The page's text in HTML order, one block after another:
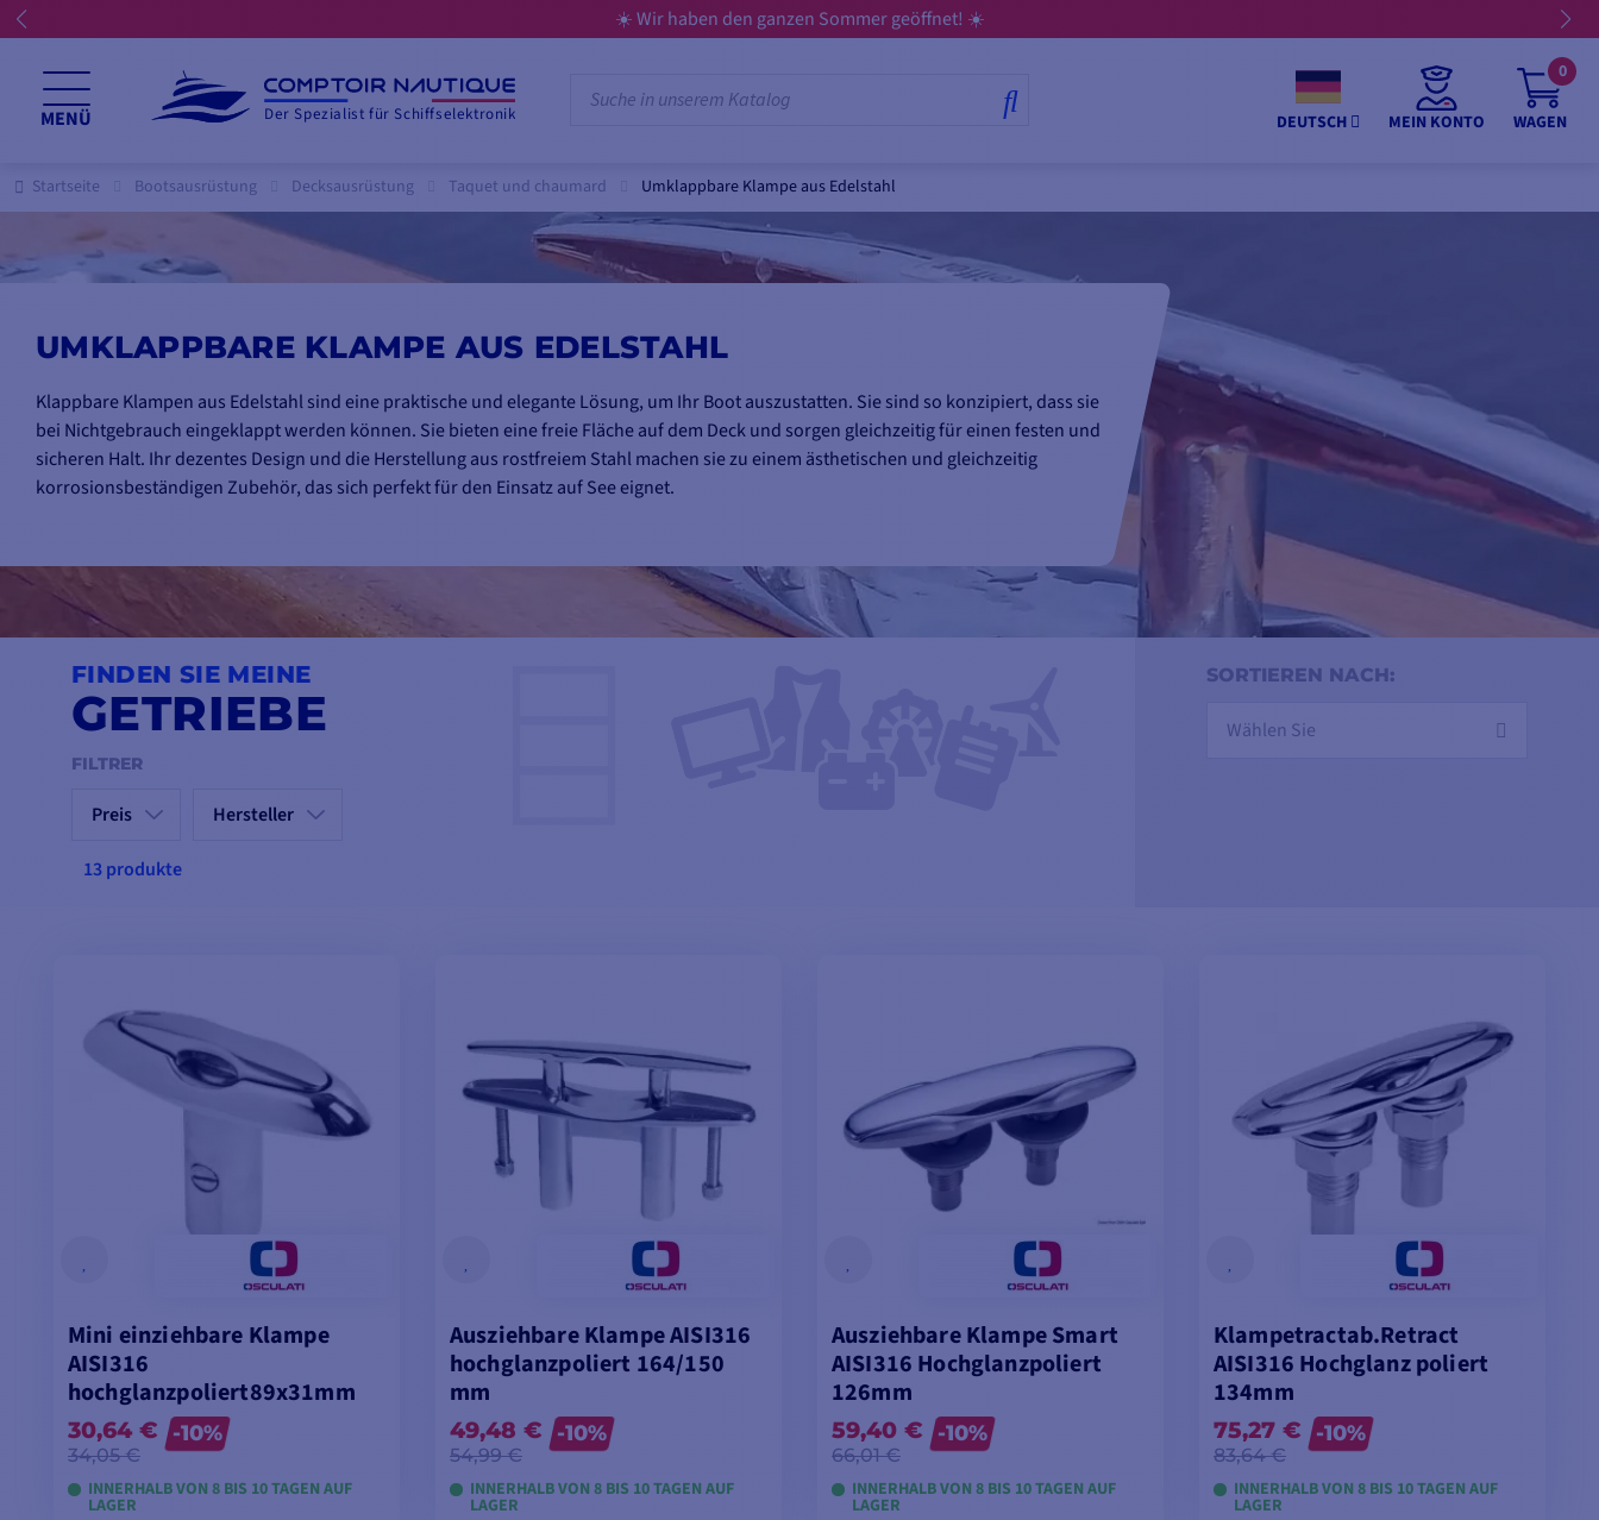
☀️ Wir haben den ganzen Sommer geöffnet! ☀️
MENÜ Der Spezialist für Schiffselektronik DEUTSCH MEIN KONTO WAGEN
0
Startseite Bootsausrüstung Decksausrüstung Taquet und chaumard Umklappbare Klampe aus Edelstahl
UMKLAPPBARE KLAMPE AUS EDELSTAHL
Klappbare Klampen aus Edelstahl sind eine praktische und elegante Lösung, um Ihr Boot auszustatten. Sie sind so konzipiert, dass sie
bei Nichtgebrauch eingeklappt werden können. Sie bieten eine freie Fläche auf dem Deck und sorgen gleichzeitig für einen festen und
sicheren Halt. Ihr dezentes Design und die Herstellung aus rostfreiem Stahl machen sie zu einem ästhetischen und gleichzeitig
korrosionsbeständigen Zubehör, das sich perfekt für den Einsatz auf See eignet.
hin zu Yachten. Sie sind einfach zu installieren und ideal für alle, die eine moderne Lösung suchen, die Funktionalität und Stil
miteinander verbindet. Ob als Ersatz oder für eine Neuinstallation, diese klappbaren Klampen vereinen Haltbarkeit, Zweckmäßigkeit
und gutes Design.
FINDEN SIE MEINE
GETRIEBE
FILTRER
Preis Hersteller
13 produkte
SORTIEREN NACH:
Wählen Sie
Mini einziehbare Klampe
AISI316
hochglanzpoliert89x31mm
30,64 €
34,05 €
-10%
INNERHALB VON 8 BIS 10 TAGEN AUF
LAGER
Ausziehbare Klampe AISI316
hochglanzpoliert 164/150
mm
49,48 €
54,99 €
-10%
INNERHALB VON 8 BIS 10 TAGEN AUF
LAGER
Ausziehbare Klampe Smart
AISI316 Hochglanzpoliert
126mm
59,40 €
66,01 €
-10%
INNERHALB VON 8 BIS 10 TAGEN AUF
LAGER
Klampetractab.Retract
AISI316 Hochglanz poliert
134mm
75,27 €
83,64 €
-10%
INNERHALB VON 8 BIS 10 TAGEN AUF
LAGER